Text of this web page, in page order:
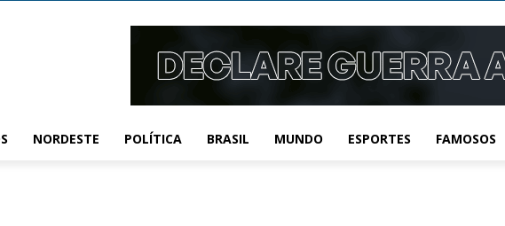
NORDESTE POLÍTICA BRASIL MUNDO ESPORTES FAMOSOS